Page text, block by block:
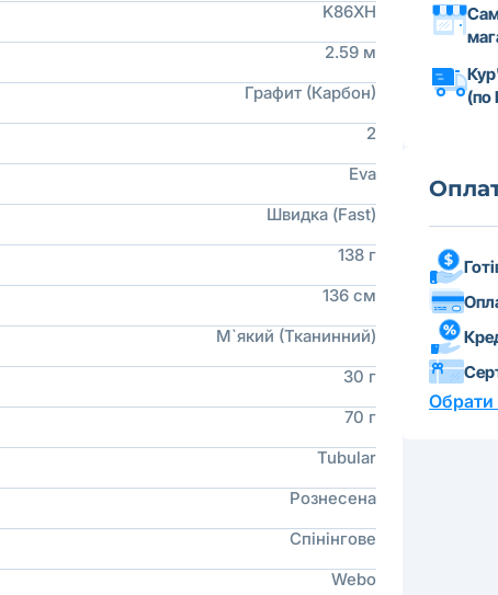
K86XH
2.59 м
Графит (Карбон)
2
Eva
Швидка (Fast)
138 г
136 см
М`який (Тканинний)
30 г
70 г
Tubular
Рознесена
Спінінгове
Webo
(по
Обрати